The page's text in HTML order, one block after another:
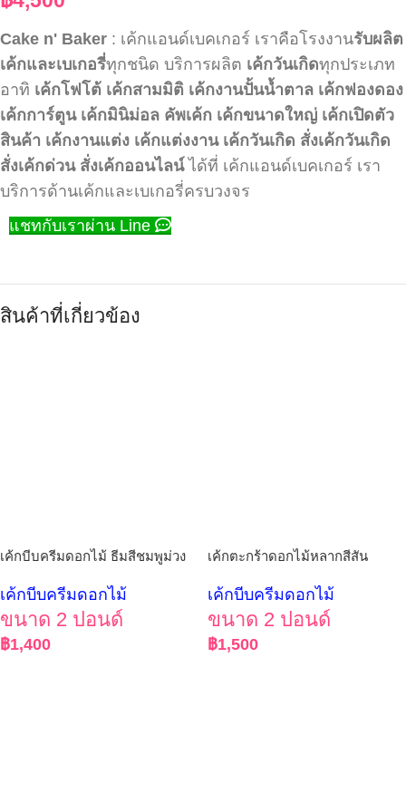
Cake n' Baker : เค้กแอนด์เบคเกอร์ เราคือโรงงานรับผลิต
เค้กและเบเกอรี่ทุกชนิด บริการผลิต เค้กวันเกิดทุกประเภท
อาทิ เค้กโฟโต้ เค้กสามมิติ เค้กงานปั้นน้ำตาล เค้กฟองดอง
เค้กการ์ตูน เค้กมินิม่อล คัพเค้ก เค้กขนาดใหญ่ เค้กเปิดตัว
สินค้า เค้กงานแต่ง เค้กแต่งงาน เค้กวันเกิด สั่งเค้กวันเกิด
สั่งเค้กด่วน สั่งเค้กออนไลน์ได้ที่ เค้กแอนด์เบคเกอร์ เรา
บริการด้านเค้กและเบเกอรี่ครบวงจร
แชทกับเราผ่าน Line
สินค้าที่เกี่ยวข้อง
เค้กบีบครีมดอกไม้ ธีมสีชมพูม่วง
เค้กบีบครีมดอกไม้
ขนาด 2 ปอนด์
฿1,400
เค้กตะกร้าดอกไม้หลากสีสัน
เค้กบีบครีมดอกไม้
ขนาด 2 ปอนด์
฿1,500